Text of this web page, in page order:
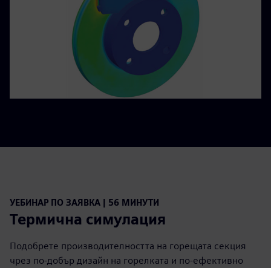
УЕБИНАР ПО ЗАЯВКА | 56 МИНУТИ
Термична симулация
Подобрете производителността на горещата секция
чрез по-добър дизайн на горелката и по-ефективно